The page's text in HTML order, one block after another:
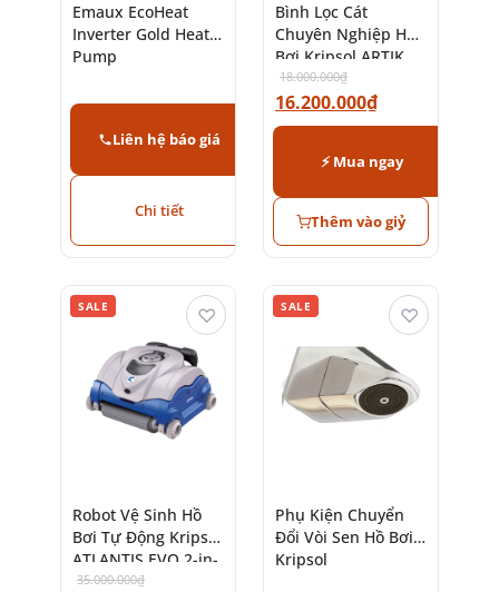
Emaux EcoHeat
Inverter Gold Heat
Pump
Liên hệ báo giá
Chi tiết
Bình Lọc Cát
Chuyên Nghiệp Hồ
Bơi Kripsol ARTIK
EVO
18.000.000₫
16.200.000₫
⚡ Mua ngay
Thêm vào giỷ
SALE
Robot Vệ Sinh Hồ
Bơi Tự Động Kripsol
ATLANTIS EVO 2-in-
135.000.000₫
♡ SALE
Phụ Kiện Chuyển
Đổi Vòi Sen Hồ Bơi
Kripsol
♡